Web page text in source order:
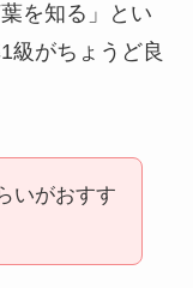
を知る」とい
級がちょうど良
いがおすす